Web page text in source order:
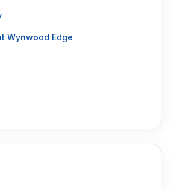
Wynwood Edge